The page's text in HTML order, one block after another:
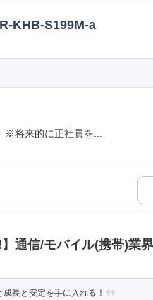
KHB-S199M-a
将来的に正社員を...
通信/モバイル(携帯)業
PJ)
長と安定を手に入れる！